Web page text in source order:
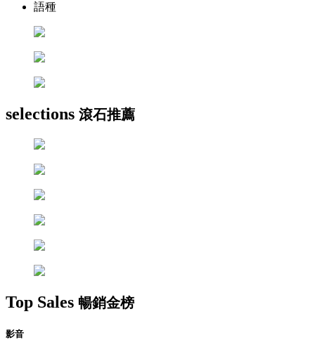
語種
selections 滾石推薦
Top Sales 暢銷金榜
影音